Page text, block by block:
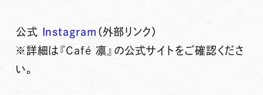
公式 Instagram （外部リンク）
※詳細は『Café 凛』の公式サイトをご確認くださ
い。